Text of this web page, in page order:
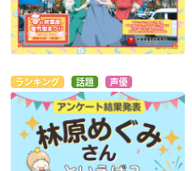
ランキング 話題 声優